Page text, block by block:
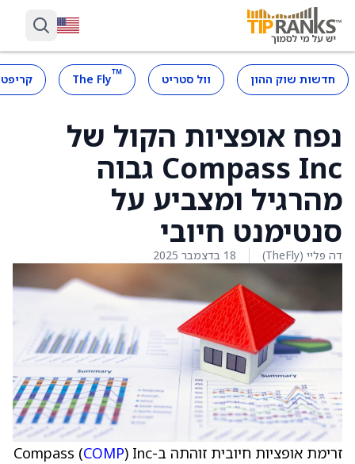
חדשות שוק ההון וול סטריט ™
The Fly
נפח אופציות הקול של
Compass Inc גבוה
מהרגיל ומצביע על
סנטימנט חיובי
דה פליי (TheFly) 18 בדצמבר 2025
זרימת אופציות חיובית זוהתה ב-Compass ( COMP) Inc